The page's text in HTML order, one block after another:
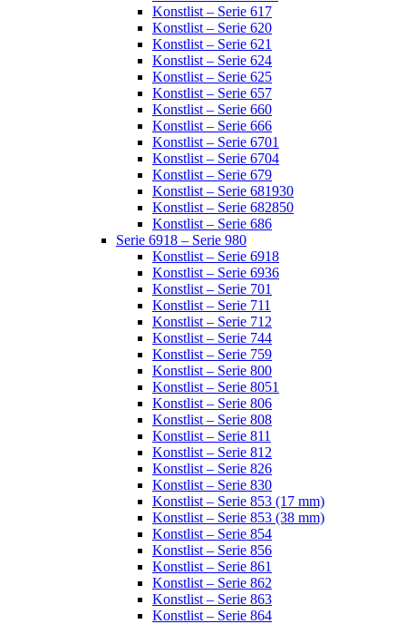
Konstlist – Serie 617
Konstlist – Serie 620
Konstlist – Serie 621
Konstlist – Serie 624
Konstlist – Serie 625
Konstlist – Serie 657
Konstlist – Serie 660
Konstlist – Serie 666
Konstlist – Serie 6701
Konstlist – Serie 6704
Konstlist – Serie 679
Konstlist – Serie 681930
Konstlist – Serie 682850
Konstlist – Serie 686
Serie 6918 – Serie 980
Konstlist – Serie 6918
Konstlist – Serie 6936
Konstlist – Serie 701
Konstlist – Serie 711
Konstlist – Serie 712
Konstlist – Serie 744
Konstlist – Serie 759
Konstlist – Serie 800
Konstlist – Serie 8051
Konstlist – Serie 806
Konstlist – Serie 808
Konstlist – Serie 811
Konstlist – Serie 812
Konstlist – Serie 826
Konstlist – Serie 830
Konstlist – Serie 853 (17 mm)
Konstlist – Serie 853 (38 mm)
Konstlist – Serie 854
Konstlist – Serie 856
Konstlist – Serie 861
Konstlist – Serie 862
Konstlist – Serie 863
Konstlist – Serie 864